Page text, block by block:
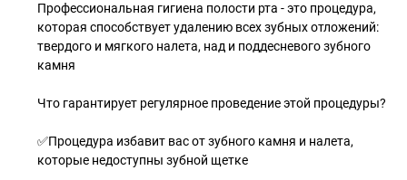
Профессиональная гигиена полости рта - это процедура,
которая способствует удалению всех зубных отложений:
твердого и мягкого налета, над и поддесневого зубного
камня
Что гарантирует регулярное проведение этой процедуры?
✅Процедура избавит вас от зубного камня и налета,
которые недоступны зубной щетке